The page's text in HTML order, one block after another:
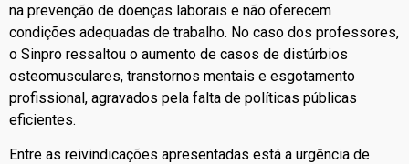
na prevenção de doenças laborais e não oferecem
condições adequadas de trabalho. No caso dos professores,
o Sinpro ressaltou o aumento de casos de distúrbios
osteomusculares, transtornos mentais e esgotamento
profissional, agravados pela falta de políticas públicas
eficientes.
Entre as reivindicações apresentadas está a urgência de